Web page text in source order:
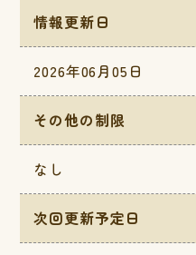
情報更新日
2026年06月05日
その他の制限
なし
次回更新予定日